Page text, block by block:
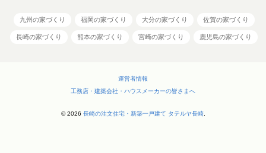
九州の家づくり 福岡の家づくり 大分の家づくり 佐賀の家づくり
長崎の家づくり 熊本の家づくり 宮崎の家づくり 鹿児島の家づくり
運営者情報
工務店・建築会社・ハウスメーカーの皆さまへ
© 2026 長崎の注文住宅・新築一戸建て タテルヤ長崎.